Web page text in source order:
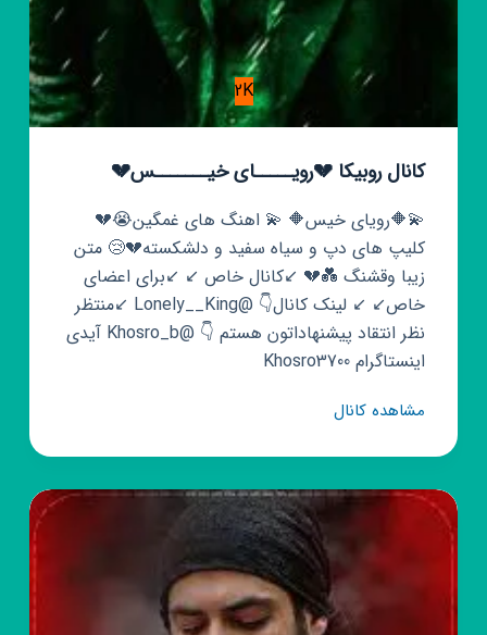
2K
کانال روبیکا 💔رویـــــای خیـــــــس️💔
💫🔶رویای خیس🔶 💫 اهنگ های غمگین😭💔
کلیپ های دپ و سیاه سفید و دلشکسته💔😢 متن
زیبا وقشنگ 💑💔 ↙️کانال خاص ↙️ ↙️برای اعضای
خاص↙️ ↙️ لینک کانال👇 @Lonely__King ↙️منتظر
نظر انتقاد پیشنهاداتون هستم 👇 @Khosro_b آیدی
اینستاگرام Khosro3700
مشاهده کانالکانال
💔
رویـــــای
خیـــــــس️
💔